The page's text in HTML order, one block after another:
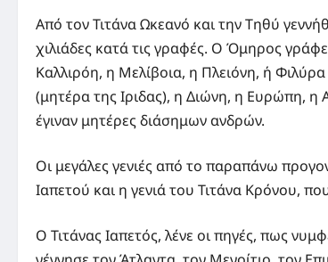
Από τον Τιτάνα Ωκεανό και την Τηθύ
χιλιάδες κατά τις γραφές. Ο Όμηρος
Καλλιρόη, η Μελίβοια, η Πλειόνη, ή
(μητέρα της Ιριδας), η Διώνη, η Ευρώπη,
έγιναν μητέρες διάσημων ανδρών.
Οι μεγάλες γενιές από το παραπάνω
Ιαπετού και η γενιά του Τιτάνα Κρόνου,
Ο Τιτάνας Ιαπετός, λένε οι πηγές, πως